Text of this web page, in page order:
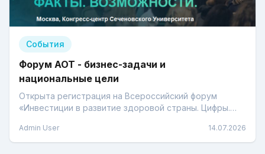
События
Форум АОТ - бизнес-задачи и
национальные цели
Открыта регистрация на Всероссийский форум
«Инвестиции в развитие здоровой страны. Цифры.
Admin User 14.07.2026